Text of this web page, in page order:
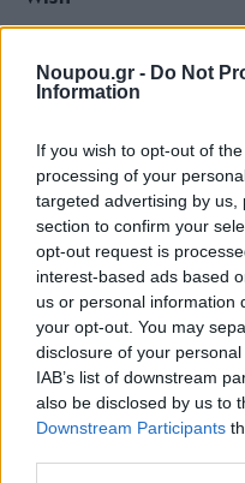
Noupou.gr - Do Not
Information
If you wish to opt-out of
processing of your
targeted advertising by
section to confirm your
opt-out request is
interest-based ads based
us or personal information
your opt-out. You may
disclosure of your
IAB’s list of downstream
also be disclosed by us to
Downstream Participants